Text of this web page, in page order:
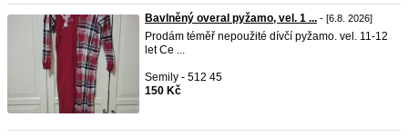
Bavlněný overal pyžamo, vel. 1 ... - [6.8. 2026]
Prodám téměř nepoužité dívčí pyžamo. vel. 11-12
let Ce ...
Semily - 512 45
150 Kč